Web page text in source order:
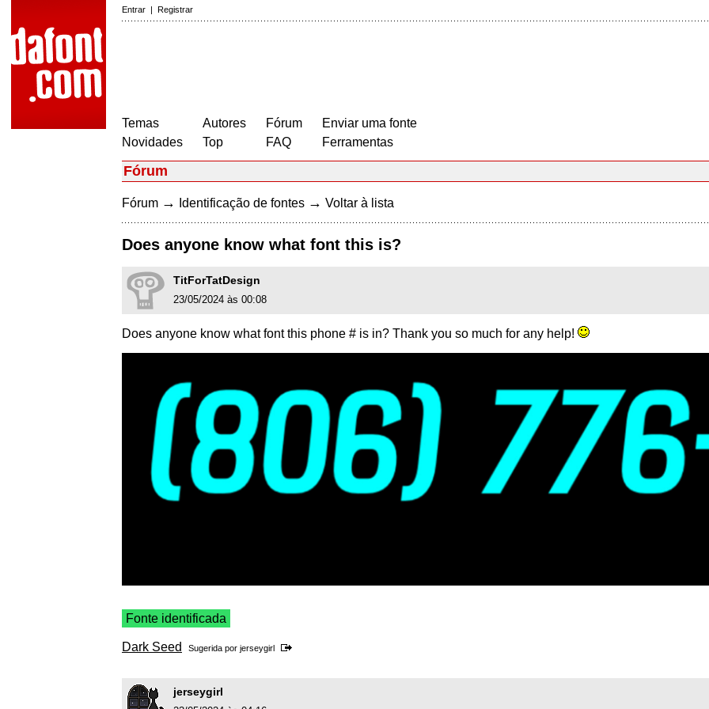
Entrar | Registrar
Temas
Novidades
Autores
Top
Fórum
FAQ
Enviar uma fonte
Ferramentas
Fórum
Fórum → Identificação de fontes → Voltar à lista
Does anyone know what font this is?
TitForTatDesign
23/05/2024 às 00:08
Does anyone know what font this phone # is in? Thank you so much for any help!
Fonte identificada
Dark Seed Sugerida por jerseygirl
jerseygirl